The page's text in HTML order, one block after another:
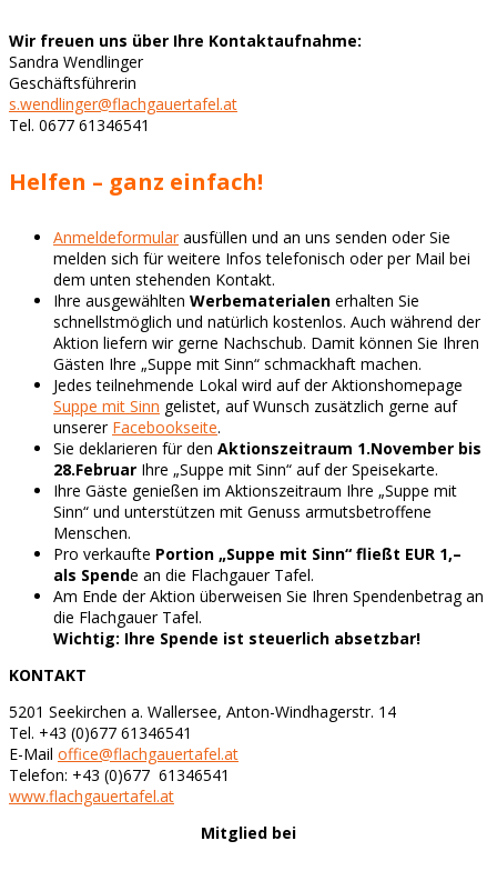
Wir freuen uns über Ihre Kontaktaufnahme:
Sandra Wendlinger
Geschäftsführerin
s.wendlinger@flachgauertafel.at
Tel. 0677 61346541
Helfen – ganz einfach!
Anmeldeformular ausfüllen und an uns senden oder Sie
melden sich für weitere Infos telefonisch oder per Mail bei
dem unten stehenden Kontakt.
Ihre ausgewählten Werbematerialen erhalten Sie
schnellstmöglich und natürlich kostenlos. Auch während der
Aktion liefern wir gerne Nachschub. Damit können Sie Ihren
Gästen Ihre „Suppe mit Sinn“ schmackhaft machen.
Jedes teilnehmende Lokal wird auf der Aktionshomepage
Suppe mit Sinn gelistet, auf Wunsch zusätzlich gerne auf
unserer Facebookseite.
Sie deklarieren für den Aktionszeitraum 1.November bis
28.Februar Ihre „Suppe mit Sinn“ auf der Speisekarte.
Ihre Gäste genießen im Aktionszeitraum Ihre „Suppe mit
Sinn“ und unterstützen mit Genuss armutsbetroffene
Menschen.
Pro verkaufte Portion „Suppe mit Sinn“ fließt EUR 1,–
als Spende an die Flachgauer Tafel.
Am Ende der Aktion überweisen Sie Ihren Spendenbetrag an
die Flachgauer Tafel.
Wichtig: Ihre Spende ist steuerlich absetzbar!
KONTAKT
5201 Seekirchen a. Wallersee, Anton-Windhagerstr. 14
Tel. +43 (0)677 61346541
E-Mail office@flachgauertafel.at
Telefon: +43 (0)677 61346541
www.flachgauertafel.at
Mitglied bei